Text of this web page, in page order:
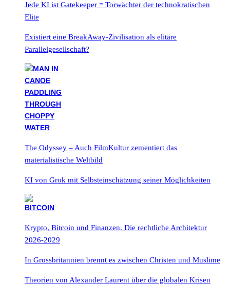
Jede KI ist Gatekeeper = Torwächter der technokratischen
Elite
Existiert eine BreakAway-Zivilisation als elitäre
Parallelgesellschaft?
The Odyssey – Auch FilmKultur zementiert das
materialistische Weltbild
KI von Grok mit Selbsteinschätzung seiner Möglichkeiten
Krypto, Bitcoin und Finanzen. Die rechtliche Architektur
2026-2029
In Grossbritannien brennt es zwischen Christen und Muslime
Theorien von Alexander Laurent über die globalen Krisen